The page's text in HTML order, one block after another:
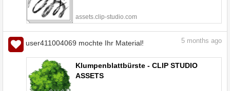
assets.clip-studio.com
user411004069 mochte Ihr Material! 5 months ago
Klumpenblattbürste - CLIP STUDIO
ASSETS